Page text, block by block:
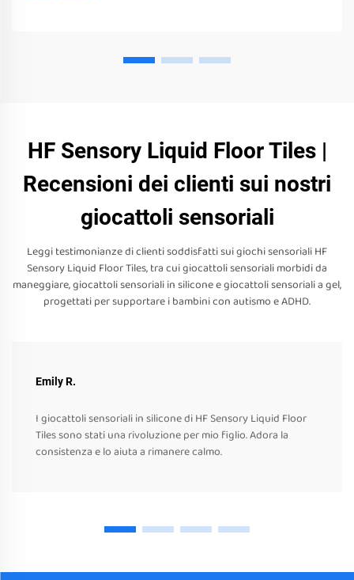
HF Sensory Liquid Floor Tiles |
Recensioni dei clienti sui nostri
giocattoli sensoriali
Leggi testimonianze di clienti soddisfatti sui giochi sensoriali HF
Sensory Liquid Floor Tiles, tra cui giocattoli sensoriali morbidi da
maneggiare, giocattoli sensoriali in silicone e giocattoli sensoriali a gel,
progettati per supportare i bambini con autismo e ADHD.
Emily R.
I giocattoli sensoriali in silicone di HF Sensory Liquid Floor
Tiles sono stati una rivoluzione per mio figlio. Adora la
consistenza e lo aiuta a rimanere calmo.